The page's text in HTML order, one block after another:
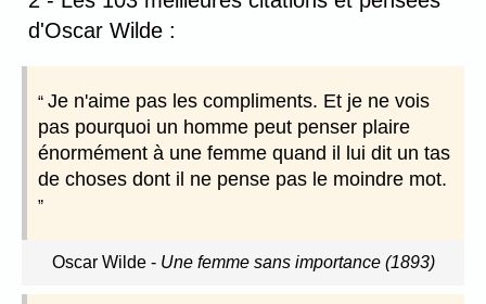
d'Oscar Wilde :
Je n'aime pas les compliments. Et je ne vois
pas pourquoi un homme peut penser plaire
énormément à une femme quand il lui dit un tas
de choses dont il ne pense pas le moindre mot.
Oscar Wilde- Une femme sans importance (1893)